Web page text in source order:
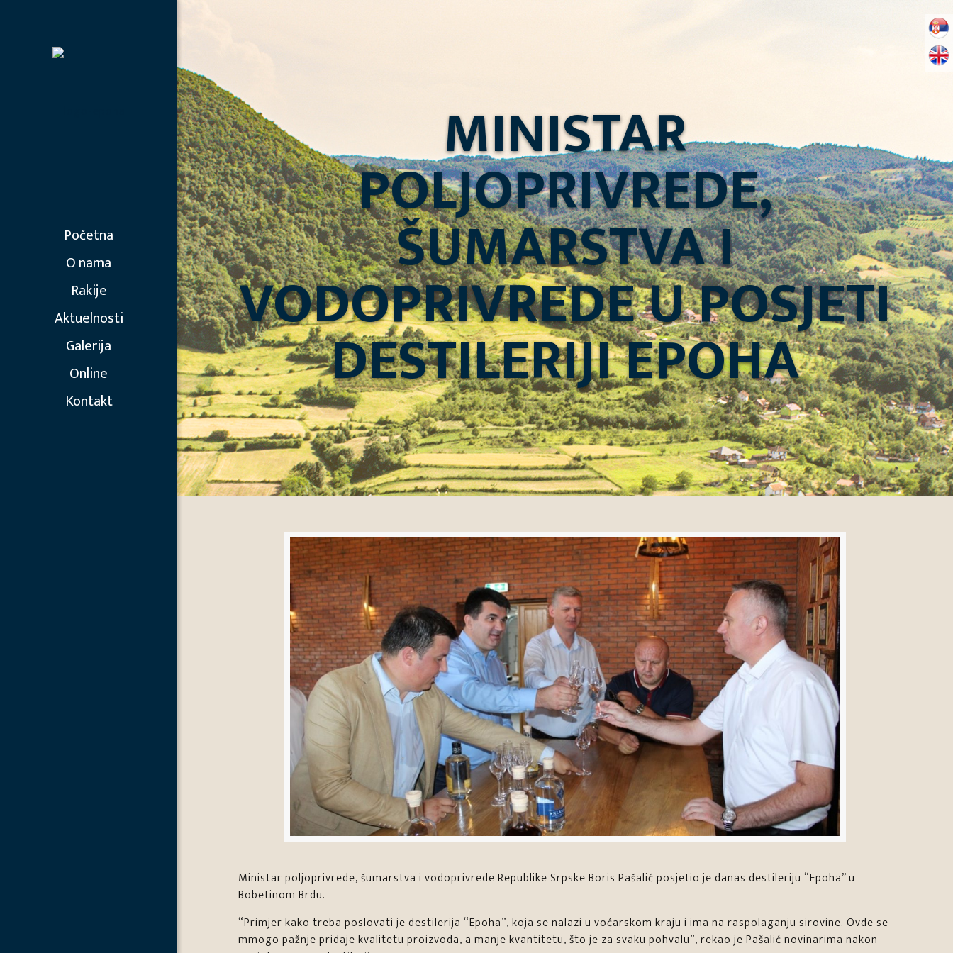
Početna
O nama
Rakije
Aktuelnosti
Galerija
Online
Kontakt
MINISTAR
POLJOPRIVREDE,
ŠUMARSTVA I
VODOPRIVREDE U POSJETI
DESTILERIJI EPOHA
Ministar poljoprivrede, šumarstva i vodoprivrede Republike Srpske Boris Pašalić posjetio je danas destileriju “Epoha” u
Bobetinom Brdu.
“Primjer kako treba poslovati je destilerija “Epoha”, koja se nalazi u voćarskom kraju i ima na raspolaganju sirovine. Ovde se
mmogo pažnje pridaje kvalitetu proizvoda, a manje kvantitetu, što je za svaku pohvalu”, rekao je Pašalić novinarima nakon